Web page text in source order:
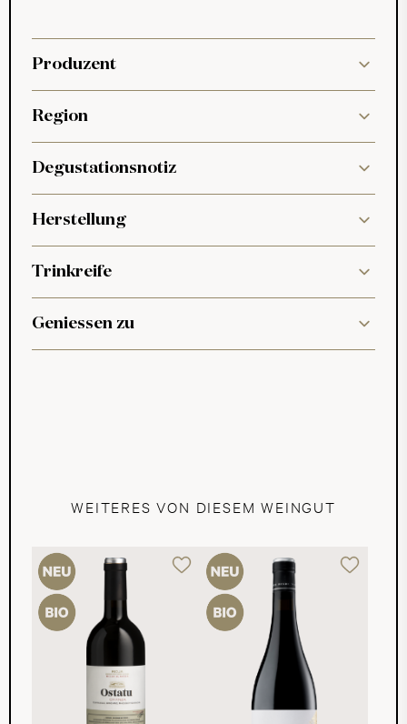
Produzent
Region
Degustationsnotiz
Herstellung
Trinkreife
Geniessen zu
WEITERES VON DIESEM WEINGUT